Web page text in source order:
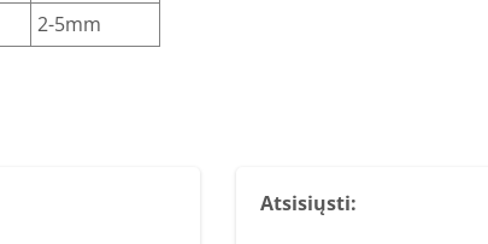
2-5mm
Atsisiųsti: